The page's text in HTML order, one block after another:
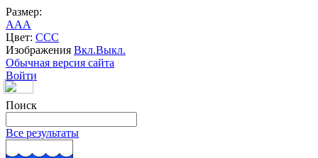
Размер:
AAA
Цвет: CCC
Изображения Вкл.Выкл.
Обычная версия сайта
Войти
Поиск
Все результаты